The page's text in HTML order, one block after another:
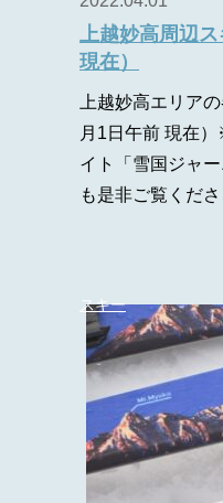
上越妙高周辺
現在）
上越妙高エリア
月1日午前 現在
イト「雪国ジャ
も是非ご覧くだ
スキー